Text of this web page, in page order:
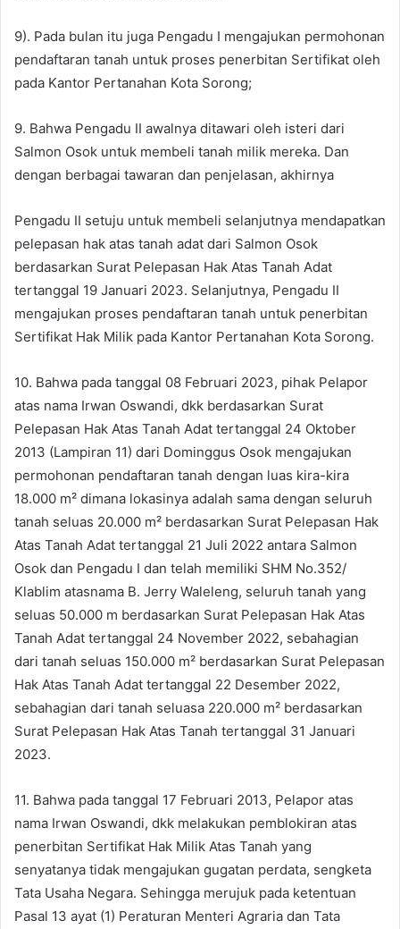
9). Pada bulan itu juga Pengadu I mengajukan permohonan
pendaftaran tanah untuk proses penerbitan Sertifikat oleh
pada Kantor Pertanahan Kota Sorong;
9. Bahwa Pengadu II awalnya ditawari oleh isteri dari
Salmon Osok untuk membeli tanah milik mereka. Dan
dengan berbagai tawaran dan penjelasan, akhirnya
Pengadu II setuju untuk membeli selanjutnya mendapatkan
pelepasan hak atas tanah adat dari Salmon Osok
berdasarkan Surat Pelepasan Hak Atas Tanah Adat
tertanggal 19 Januari 2023. Selanjutnya, Pengadu II
mengajukan proses pendaftaran tanah untuk penerbitan
Sertifikat Hak Milik pada Kantor Pertanahan Kota Sorong.
10. Bahwa pada tanggal 08 Februari 2023, pihak Pelapor
atas nama Irwan Oswandi, dkk berdasarkan Surat
Pelepasan Hak Atas Tanah Adat tertanggal 24 Oktober
2013 (Lampiran 11) dari Dominggus Osok mengajukan
permohonan pendaftaran tanah dengan luas kira-kira
18.000 m² dimana lokasinya adalah sama dengan seluruh
tanah seluas 20.000 m² berdasarkan Surat Pelepasan Hak
Atas Tanah Adat tertanggal 21 Juli 2022 antara Salmon
Osok dan Pengadu I dan telah memiliki SHM No.352/
Klablim atasnama B. Jerry Waleleng, seluruh tanah yang
seluas 50.000 m berdasarkan Surat Pelepasan Hak Atas
Tanah Adat tertanggal 24 November 2022, sebahagian
dari tanah seluas 150.000 m² berdasarkan Surat Pelepasan
Hak Atas Tanah Adat tertanggal 22 Desember 2022,
sebahagian dari tanah seluasa 220.000 m² berdasarkan
Surat Pelepasan Hak Atas Tanah tertanggal 31 Januari
2023.
11. Bahwa pada tanggal 17 Februari 2013, Pelapor atas
nama Irwan Oswandi, dkk melakukan pemblokiran atas
penerbitan Sertifikat Hak Milik Atas Tanah yang
senyatanya tidak mengajukan gugatan perdata, sengketa
Tata Usaha Negara. Sehingga merujuk pada ketentuan
Pasal 13 ayat (1) Peraturan Menteri Agraria dan Tata